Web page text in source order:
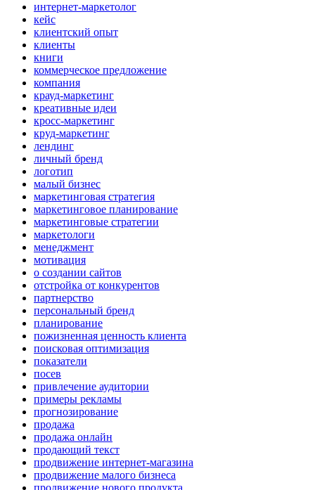
интернет-маркетолог
кейс
клиентский опыт
клиенты
книги
коммерческое предложение
компания
крауд-маркетинг
креативные идеи
кросс-маркетинг
круд-маркетинг
лендинг
личный бренд
логотип
малый бизнес
маркетинговая стратегия
маркетинговое планирование
маркетинговые стратегии
маркетологи
менеджмент
мотивация
о создании сайтов
отстройка от конкурентов
партнерство
персональный бренд
планирование
пожизненная ценность клиента
поисковая оптимизация
показатели
посев
привлечение аудитории
примеры рекламы
прогнозирование
продажа
продажа онлайн
продающий текст
продвижение интернет-магазина
продвижение малого бизнеса
продвижение нового продукта